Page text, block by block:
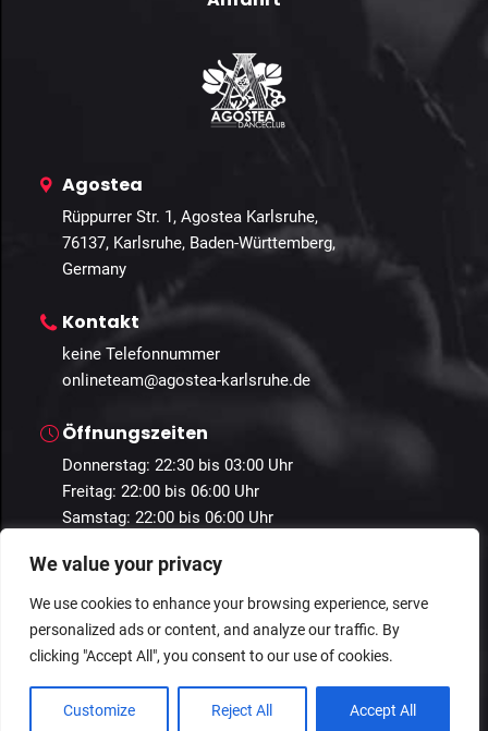
We value your privacy
We use cookies to enhance your browsing experience, serve
personalized ads or content, and analyze our traffic. By
clicking "Accept All", you consent to our use of cookies.
Customize Reject All Accept All
Agostea
Rüppurrer Str. 1, Agostea Karlsruhe,
76137, Karlsruhe, Baden-Württemberg,
Germany
Kontakt
keine Telefonnummer
onlineteam@agostea-karlsruhe.de
Öffnungszeiten
Donnerstag: 22:30 bis 03:00 Uhr
Freitag: 22:00 bis 06:00 Uhr
Samstag: 22:00 bis 06:00 Uhr
© 2024 Guestastic. Alle Rechte vorbehalten.
Datenschutz Geschäftsbedingungen